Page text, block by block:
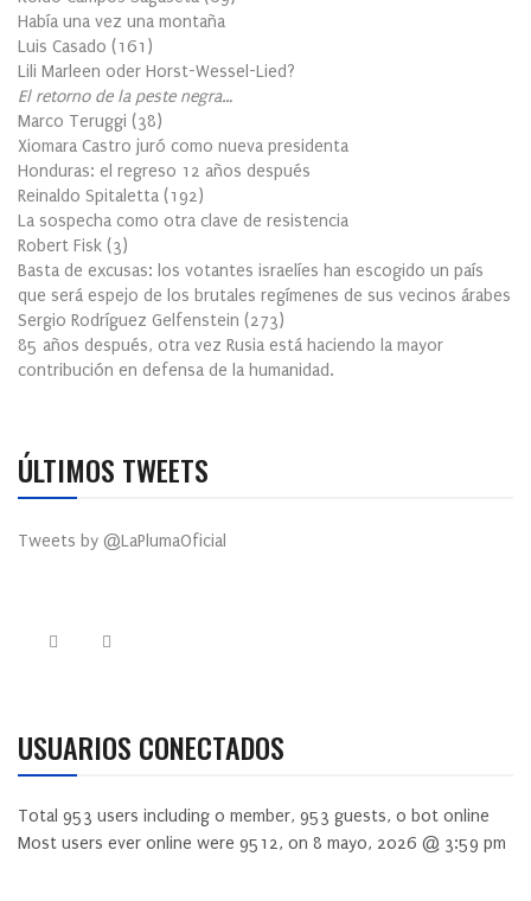
Había una vez una montaña
Luis Casado (161 )
Lili Marleen oder Horst-Wessel-Lied?
El retorno de la peste negra…
Marco Teruggi (38)
Xiomara Castro juró como nueva presidenta
Honduras: el regreso 12 años después
Reinaldo Spitaletta (192)
La sospecha como otra clave de resistencia
Robert Fisk (3)
Basta de excusas: los votantes israelíes han escogido un país
que será espejo de los brutales regímenes de sus vecinos árabes
Sergio Rodríguez Gelfenstein (273)
85 años después, otra vez Rusia está haciendo la mayor
contribución en defensa de la humanidad.
ÚLTIMOS TWEETS
Tweets by @LaPlumaOficial
USUARIOS CONECTADOS
Total 953 users including 0 member, 953 guests, 0 bot online
Most users ever online were 9512, on 8 mayo, 2026 @ 3:59 pm